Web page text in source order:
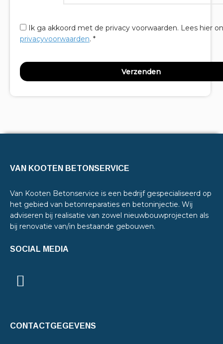
Ik ga akkoord met de privacy voorwaarden. Lees hier
privacyvoorwaarden. *
VAN KOOTEN BETONSERVICE
Van Kooten Betonservice is een bedrijf gespecialiseerd op
het gebied van betonreparaties en betoninjectie. Wij
adviseren bij realisatie van zowel nieuwbouwprojecten als
bij renovatie van/in bestaande gebouwen.
SOCIAL MEDIA
CONTACTGEGEVENS